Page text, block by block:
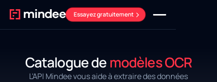
Essayez gratuitement
Catalogue de modèles OCR
L'API Mindee vous aide à extraire des données